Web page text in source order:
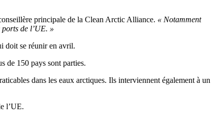
principale de la Clean Arctic Alliance. « Notamment
de l’UE. »
doit se réunir en avril.
de 150 pays sont parties.
dans les eaux arctiques. Ils interviennent également à un
l’UE.